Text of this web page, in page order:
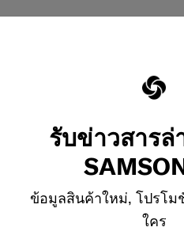
รับข่าวสารล่
ข้อมูลสินค้าใหม่, โปรโม
ใคร
ผลิตภัณฑ์